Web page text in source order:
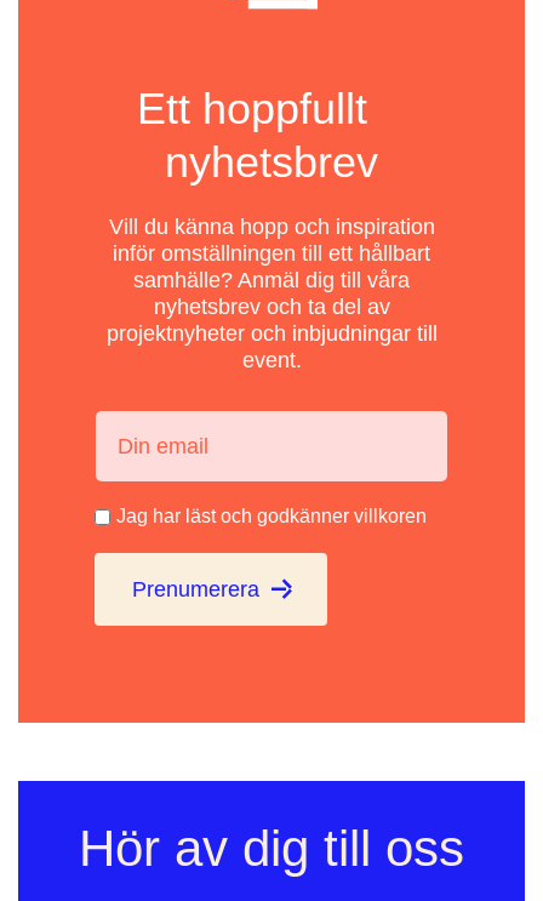
Ett hoppfullt
nyhetsbrev
Vill du känna hopp och inspiration
inför omställningen till ett hållbart
samhälle? Anmäl dig till våra
nyhetsbrev och ta del av
projektnyheter och inbjudningar till
event.
Jag har läst och godkänner villkoren
Prenumerera
Hör av dig till oss